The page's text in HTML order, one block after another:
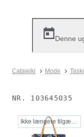
Denne
Catawiki Mode
NR. 103645035
Ikke længere tilgængelig